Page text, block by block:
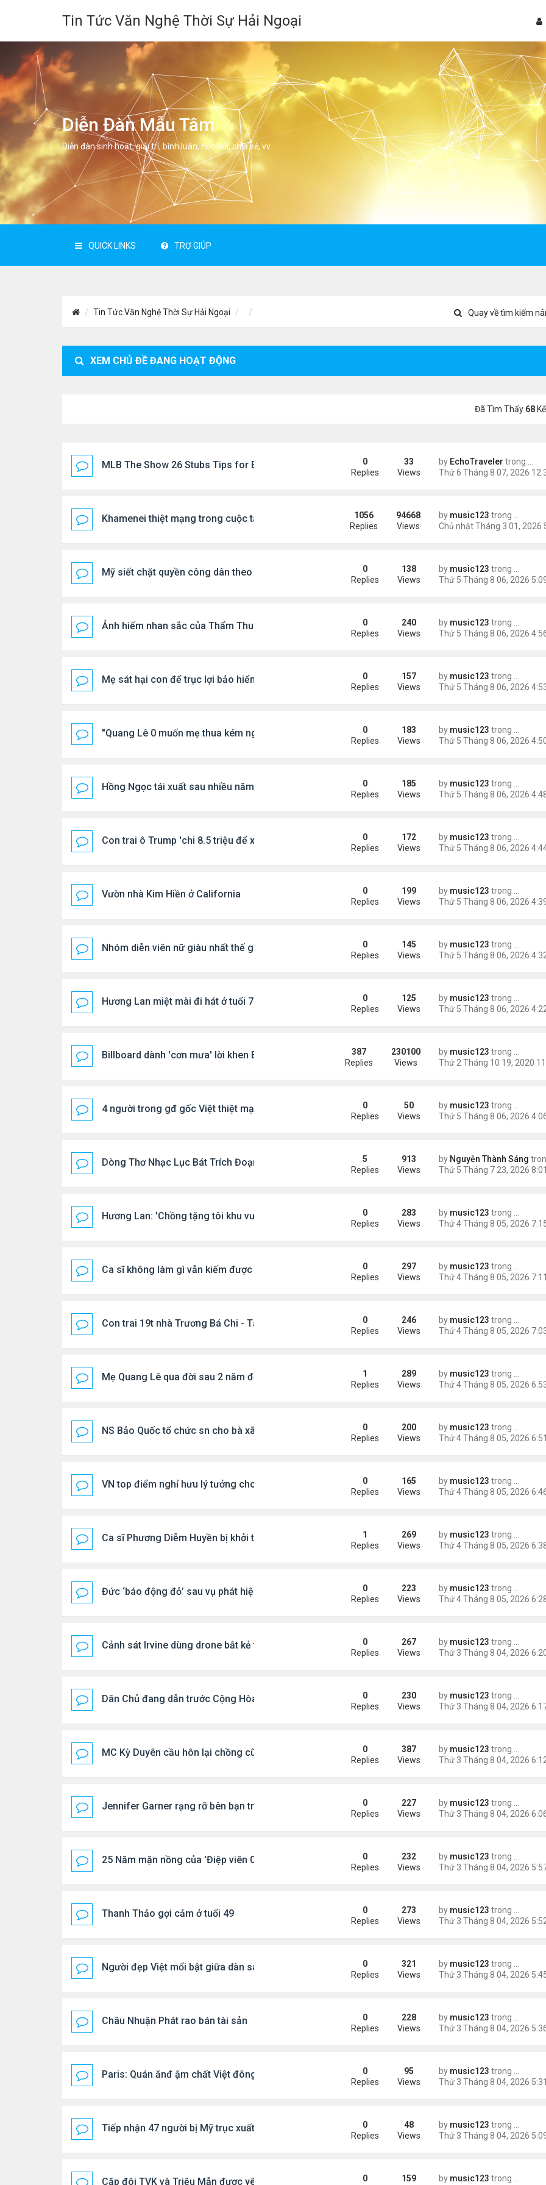
Tin Tức Văn Nghệ Thời Sự Hải Ngoại
Diễn Đàn Mẫu Tâm
Diễn đàn sinh hoạt, giải trí, bình luân, học hỏi, chia sẻ, vv.
QUICK LINKS TRỢ GIÚP
Tin Tức Văn Nghệ Thời Sự Hải Ngoại Quay về tìm kiếm
XEM CHỦ ĐỀ ĐANG HOẠT ĐỘNG
Đã Tìm Thấy 68
MLB The Show 26 Stubs Tips for Efficient Marketplace Trading Decisions by EchoTraveler trong
Tin
0
Replies
33
Views
Khamenei thiệt mạng trong cuộc tấn công phối hợp giữa Mỹ và Israel by music123 trong
Tin
1056
Replies
94668
Views
Mỹ siết chặt quyền công dân theo nơi sinh, mở rộng chống “du lịch sinh con”by music123 trong
0
Replies
138
Views
Ảnh hiếm nhan sắc của Thẩm Thuý Hằng by music123 trong
0
Replies
240
Views
Mẹ sát hại con để trục lợi bảo hiểm by music123 trong
0
Replies
157
Views
"Quang Lê 0 muốn mẹ thua kém người khác" by music123 trong
0
Replies
183
Views
Hồng Ngọc tái xuất sau nhiều năm ở ẩn by music123 trong
0
Replies
185
Views
Con trai ô Trump 'chi 8.5 triệu để xóa ràng buộc với vị hôn thê cũ by music123 trong
0
Replies
172
Views
Vườn nhà Kim Hiền ở California by music123 trong
0
Replies
199
Views
Nhóm diễn viên nữ giàu nhất thế giới by music123 trong
0
Replies
145
Views
Hương Lan miệt mài đi hát ở tuổi 70 by music123 trong
0
Replies
125
Views
Billboard dành 'cơn mưa' lời khen BTS by music123 trong
387
Replies
230100
Views
4 người trong gđ gốc Việt thiệt mạng vì tai nạn xe hơi by music123 trong
0
Replies
50
Views
Dòng Thơ Nhạc Lục Bát Trích Đoạn - Gõ Google: nhat lang thu quan by Nguyễn Thành Sáng
5
Replies
913
Views
Hương Lan: 'Chồng tặng tôi khu vườn tình yêu' by music123 trong
0
Replies
283
Views
Ca sĩ không làm gì vẫn kiếm được 400 triệu đồng/tháng by music123 trong
0
Replies
297
Views
Con trai 19t nhà Trương Bá Chi - Tạ Đình Phong by music123 trong
0
Replies
246
Views
Mẹ Quang Lê qua đời sau 2 năm đột quỵ. by music123 trong
1
Replies
289
Views
NS Bảo Quốc tổ chức sn cho bà xã by music123 trong
0
Replies
200
Views
VN top điểm nghỉ hưu lý tưởng cho người Mỹ by music123 trong
0
Replies
165
Views
Ca sĩ Phương Diễm Huyền bị khởi tố by music123 trong
1
Replies
269
Views
Đức ‘báo động đỏ’ sau vụ phát hiện UAV mang chất nổ ở sân bay by music123 trong
0
Replies
223
Views
Cảnh sát Irvine dùng drone bắt kẻ trộm trong Walmart by music123 trong
0
Replies
267
Views
Dân Chủ đang dẫn trước Cộng Hòa trong các cuộc thăm dò dư luận by music123 trong
0
Replies
230
Views
MC Kỳ Duyên cầu hôn lại chồng cũ by music123 trong
0
Replies
387
Views
Jennifer Garner rạng rỡ bên bạn trai kém 6 tuổi by music123 trong
0
Replies
227
Views
25 Năm mặn nồng của 'Điệp viên 007' by music123 trong
0
Replies
232
Views
Thanh Thảo gợi cảm ở tuổi 49 by music123 trong
0
Replies
273
Views
Người đẹp Việt mổi bật giữa dàn sao châu Á by music123 trong
0
Replies
321
Views
Châu Nhuận Phát rao bán tài sản by music123 trong
0
Replies
228
Views
Paris: Quán ănđ ậm chất Việt đông kín khách chờ by music123 trong
0
Replies
95
Views
Tiếp nhận 47 người bị Mỹ trục xuất, Công an khuyến cáo by music123 trong
0
Replies
48
Views
Cặp đôi TVK và Triệu Mẫn được yêu thích nhất by music123 trong
0
159